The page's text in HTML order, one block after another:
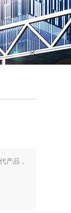
在线
产品，